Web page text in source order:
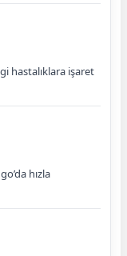
hastalıklara işaret
hızla